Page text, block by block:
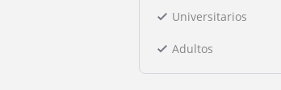
Universitarios
Adultos